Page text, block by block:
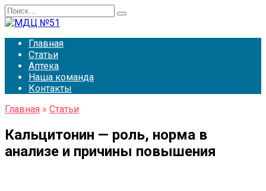
Перейти
к
Search
for:
Главная
Статьи
Аптека
Наша команда
Контакты
Главная » Статьи
Кальцитонин — роль, норма в
анализе и причины повышения